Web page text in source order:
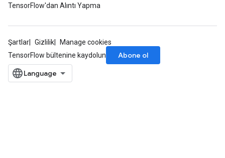
TensorFlow'dan Alıntı Yapma
Şartlar Gizlilik
Manage cookies
TensorFlow bültenine kaydolun
Abone ol